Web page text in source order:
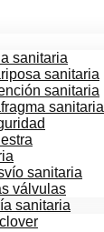
sanitaria
sanitaria
sanitaria
sanitaria
sanitaria
válvulas
sanitaria